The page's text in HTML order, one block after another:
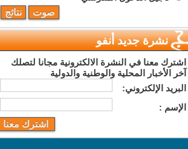
نشرة جديد أنفو
اشترك معنا في النشرة الالكترونية مجانا لتصلك
آخر الأخبار المحلية والوطنية والدولية
البريد اﻹلكتروني:
اﻹسم :